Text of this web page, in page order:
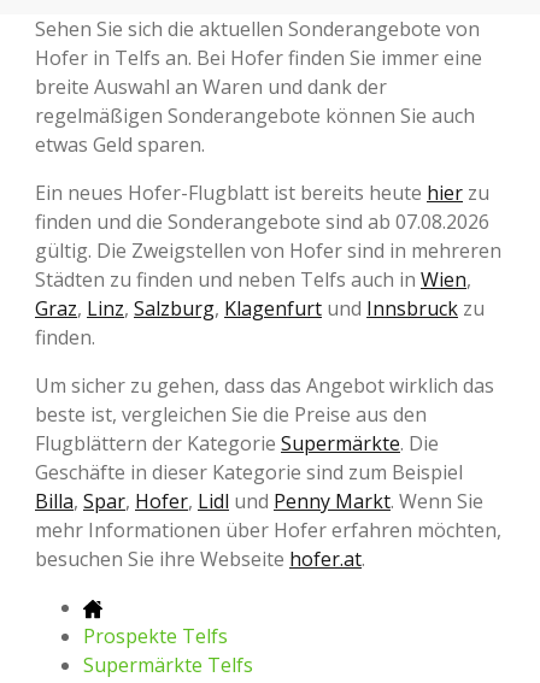
Sehen Sie sich die aktuellen Sonderangebote von
Hofer in Telfs an. Bei Hofer finden Sie immer eine
breite Auswahl an Waren und dank der
regelmäßigen Sonderangebote können Sie auch
etwas Geld sparen.
Ein neues Hofer-Flugblatt ist bereits heute hier zu
finden und die Sonderangebote sind ab 07.08.2026
gültig. Die Zweigstellen von Hofer sind in mehreren
Städten zu finden und neben Telfs auch in Wien,
Graz, Linz, Salzburg, Klagenfurt und Innsbruck zu
finden.
Um sicher zu gehen, dass das Angebot wirklich das
beste ist, vergleichen Sie die Preise aus den
Flugblättern der Kategorie Supermärkte. Die
Geschäfte in dieser Kategorie sind zum Beispiel
Billa, Spar, Hofer, Lidl und Penny Markt. Wenn Sie
mehr Informationen über Hofer erfahren möchten,
besuchen Sie ihre Webseite hofer.at.
Prospekte Telfs
Supermärkte Telfs